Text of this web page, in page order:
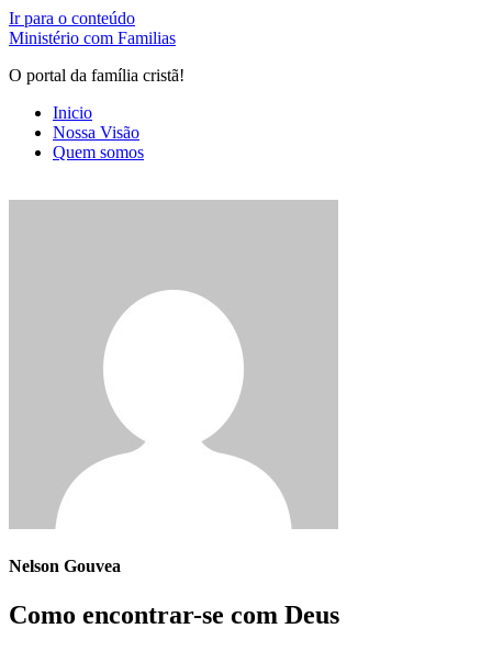
Ir para o conteúdo
Ministério com Familias
O portal da família cristã!
Inicio
Nossa Visão
Quem somos
Nelson Gouvea
Como encontrar-se com Deus